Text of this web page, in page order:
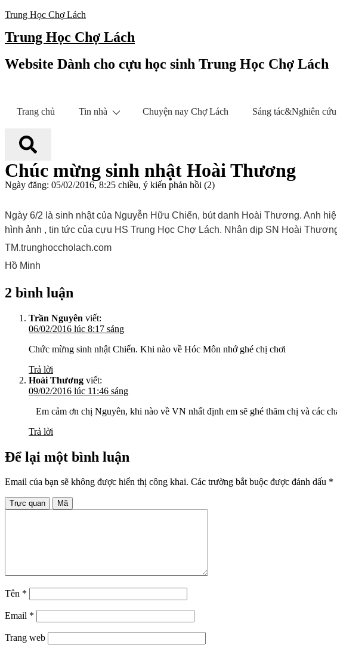
Trung Học Chợ Lách
Trung Học Chợ Lách
Website Dành cho cựu học sinh Trung Học Chợ Lách
Trang chủ Tin nhà Chuyện nay Chợ Lách Sáng tác&Nghiên cứu
Chúc mừng sinh nhật Hoài Thương
Ngày đăng: 05/02/2016, 8:25 chiều, ý kiến phản hồi (2)
Ngày 6/2 là sinh nhật của Nguyễn Hữu Chiến, bút danh Hoài Thương. Anh
hình ảnh , tin tức của cựu HS Trung Học Chợ Lách. Nhân dịp SN Hoài
TM.trunghoccholach.com
Hồ Minh
2 bình luận
Trần Nguyên viết:
06/02/2016 lúc 8:17 sáng
Chức mừng sinh nhật Chiến. Khi nào về Hóc Môn nhớ ghé chị chơi
Trả lời
Hoài Thương viết:
09/02/2016 lúc 11:46 sáng
Em cảm ơn chị Nguyên, khi nào về VN nhất định em sẽ ghé thăm chị và các
Trả lời
Để lại một bình luận
Email của bạn sẽ không được hiển thị công khai. Các trường bắt buộc được đánh dấu *
Trực quan Mã
Tên *
Email *
Trang web